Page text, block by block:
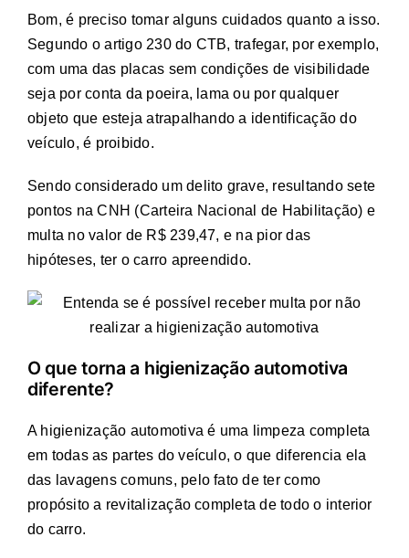
Bom, é preciso tomar alguns cuidados quanto a isso.
Segundo o artigo 230 do CTB, trafegar, por exemplo,
com uma das placas sem condições de visibilidade
seja por conta da poeira, lama ou por qualquer
objeto que esteja atrapalhando a identificação do
veículo, é proibido.
Sendo considerado um delito grave, resultando sete
pontos na CNH (Carteira Nacional de Habilitação) e
multa no valor de R$ 239,47, e na pior das
hipóteses, ter o carro apreendido.
O que torna a higienização automotiva
diferente?
A higienização automotiva é uma limpeza completa
em todas as partes do veículo, o que diferencia ela
das lavagens comuns, pelo fato de ter como
propósito a revitalização completa de todo o interior
do carro.